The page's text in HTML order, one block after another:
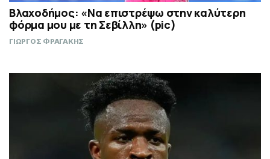
Βλαχοδήμος: «Να επιστρέψω στην καλύτερη
φόρμα μου με τη Σεβίλλη» (pic)
ΓΙΩΡΓΟΣ ΦΡΑΓΑΚΗΣ